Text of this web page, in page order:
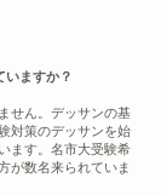
ますか？
せん。デッサンの基
対策のデッサンを始
ます。名市大受験希
が数名来られていま